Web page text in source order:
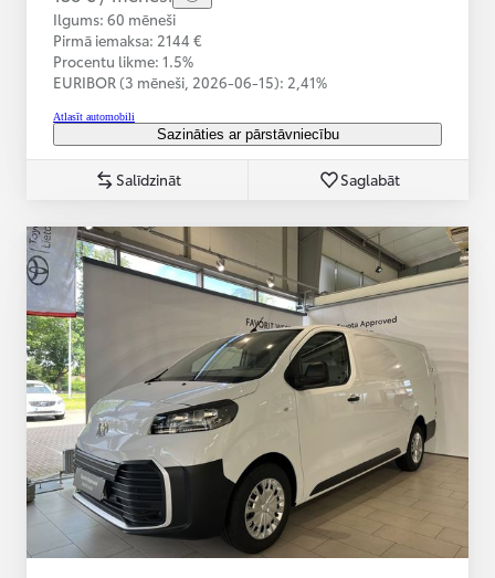
Ilgums: 60 mēneši
Pirmā iemaksa: 2144 €
Procentu likme: 1.5%
EURIBOR (3 mēneši, 2026-06-15): 2,41%
Atlasīt automobili
Sazināties ar pārstāvniecību
Salīdzināt Saglabāt